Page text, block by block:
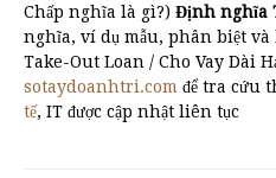
Chấp nghĩa là gì?) Định nghĩa
nghĩa, ví dụ mẫu, phân biệt và
Take-Out Loan / Cho Vay Dài
sotaydoanhtri.com để tra cứu
tế, IT được cập nhật liên tục